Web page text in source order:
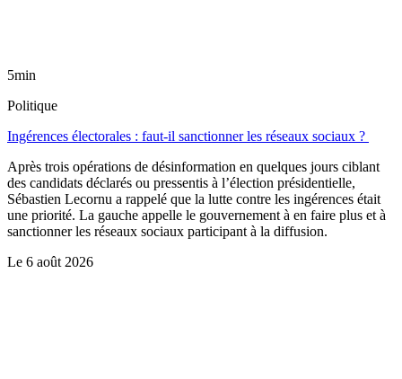
5min
Politique
Ingérences électorales : faut-il sanctionner les réseaux sociaux ?
Après trois opérations de désinformation en quelques jours ciblant
des candidats déclarés ou pressentis à l’élection présidentielle,
Sébastien Lecornu a rappelé que la lutte contre les ingérences était
une priorité. La gauche appelle le gouvernement à en faire plus et à
sanctionner les réseaux sociaux participant à la diffusion.
Le 6 août 2026